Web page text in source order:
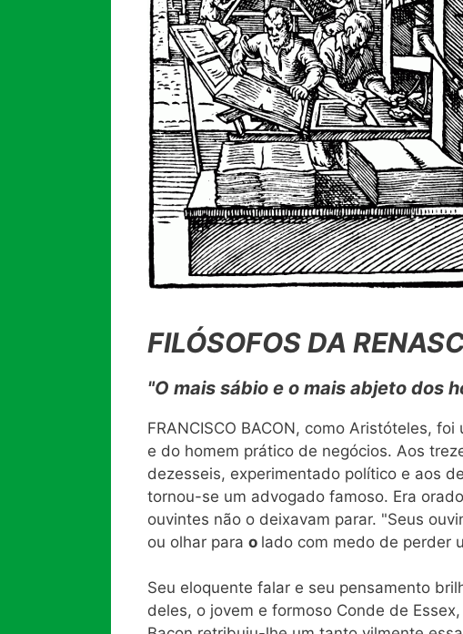
FILÓSOFOS DA
"O mais sábio e o mais abjeto dos
FRANCISCO BACON, como Aristóteles,
e do homem prático de negócios. Aos
dezesseis, experimentado político e aos
tornou-se um advogado famoso. Era
ouvintes não o deixavam parar. "Seus
ou olhar para o lado com medo de perder
Seu eloquente falar e seu pensamento
deles, o jovem e formoso Conde de